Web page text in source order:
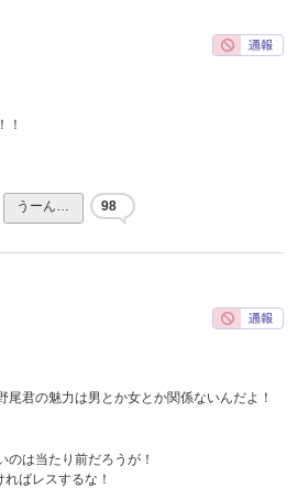
！
うーん… 98
尾君の魅力は男とか女とか関係ないんだよ！
のは当たり前だろうが！
ばレスするな！